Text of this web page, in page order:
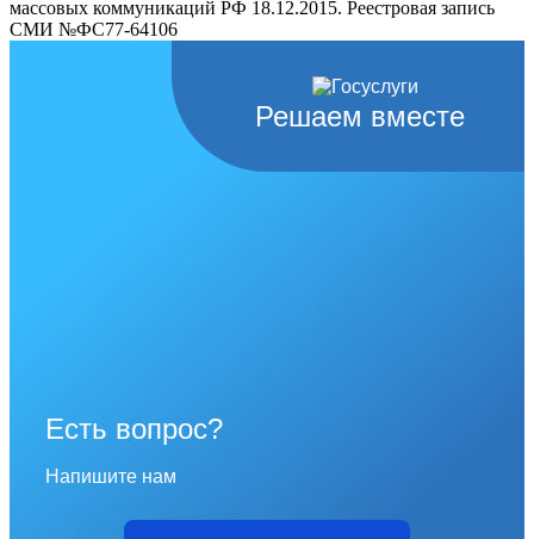
массовых коммуникаций РФ 18.12.2015. Реестровая запись
СМИ №ФС77-64106
Решаем вместе
Есть вопрос?
Напишите нам